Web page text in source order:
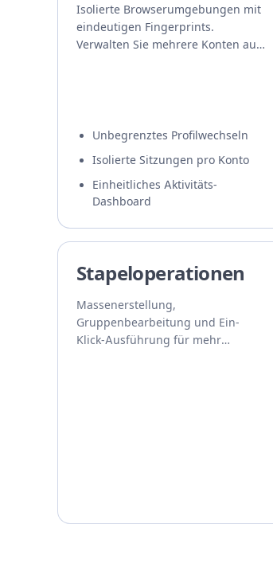
Isolierte Browserumgebungen mit
eindeutigen Fingerprints.
Verwalten Sie mehrere Konten auf
Unbegrenztes Profilwechseln
Isolierte Sitzungen pro Konto
Einheitliches Aktivitäts-
Dashboard
Stapeloperationen
Massenerstellung,
Gruppenbearbeitung und Ein-
Klick-Ausführung für mehr